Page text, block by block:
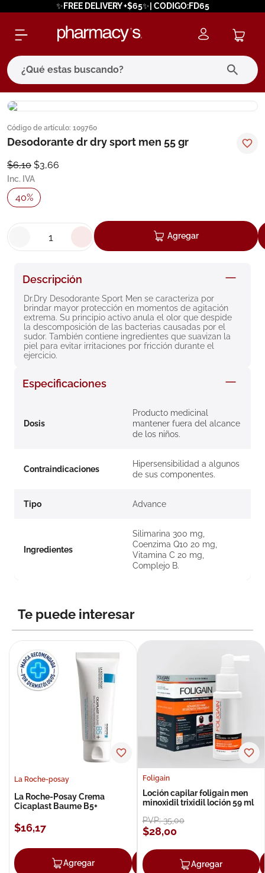
✨FREE DELIVERY +$65✨| CODIGO:FD65
¿Qué estas buscando?
Código de artículo: 109760
Desodorante dr dry sport men 55 gr
$6,10 $3,66
Inc. IVA
40%
Agregar
Descripción
Dr.Dry Desodorante Sport Men se caracteriza por
brindar mayor protección en momentos de agitación
extrema. Su principio activo anula el olor que despide
la descomposición de las bacterias causadas por el
sudor. También contiene ingredientes que suavizan la
piel para evitar irritaciones por fricción durante el
ejercicio.
Especificaciones
Dosis
Producto medicinal
mantener fuera del alcance
de los niños.
Contraindicaciones
Hipersensibilidad a algunos
de sus componentes.
Tipo Advance
Ingredientes
Silimarina 300 mg,
Coenzima Q10 20 mg,
Vitamina C 20 mg,
Complejo B.
Te puede interesar
La Roche-posay
La Roche-Posay Crema
Cicaplast Baume B5+
$16,17
Agregar Agregar
Foligain
Loción capilar foligain men
minoxidil trixidil loción 59 ml
PVP:35,00
$28,00
Agregar
términos más buscados
1. eucerin
bioderma
4. pilexil
degraler
8. roche posay
9. isdin
10.neumoflux